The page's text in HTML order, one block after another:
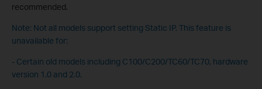
recommended.
Note: Not all models support setting Static IP. This feature is
unavailable for:
- Certain old models including C100/C200/TC60/TC70, hardware
version 1.0 and 2.0.